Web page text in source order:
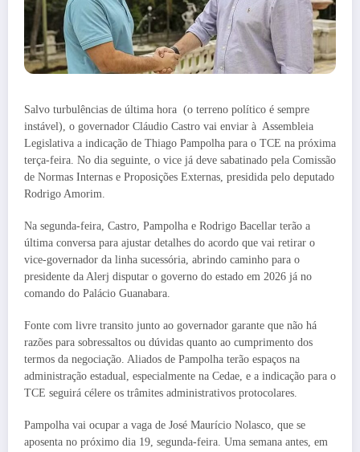
Salvo turbulências de última hora (o terreno político é sempre
instável), o governador Cláudio Castro vai enviar à Assembleia
Legislativa a indicação de Thiago Pampolha para o TCE na próxima
terça-feira. No dia seguinte, o vice já deve sabatinado pela Comissão
de Normas Internas e Proposições Externas, presidida pelo deputado
Rodrigo Amorim.
Na segunda-feira, Castro, Pampolha e Rodrigo Bacellar terão a
última conversa para ajustar detalhes do acordo que vai retirar o
vice-governador da linha sucessória, abrindo caminho para o
presidente da Alerj disputar o governo do estado em 2026 já no
comando do Palácio Guanabara.
Fonte com livre transito junto ao governador garante que não há
razões para sobressaltos ou dúvidas quanto ao cumprimento dos
termos da negociação. Aliados de Pampolha terão espaços na
administração estadual, especialmente na Cedae, e a indicação para o
TCE seguirá célere os trâmites administrativos protocolares.
Pampolha vai ocupar a vaga de José Maurício Nolasco, que se
aposenta no próximo dia 19, segunda-feira. Uma semana antes, em